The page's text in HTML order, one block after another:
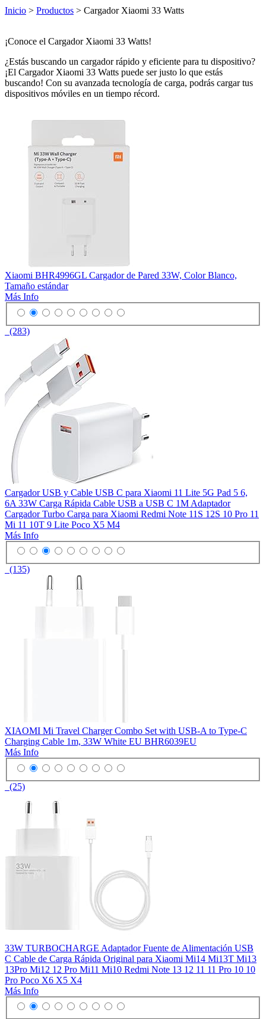
Inicio > Productos > Cargador Xiaomi 33 Watts
¡Conoce el Cargador Xiaomi 33 Watts!
¿Estás buscando un cargador rápido y eficiente para tu dispositivo?
¡El Cargador Xiaomi 33 Watts puede ser justo lo que estás
buscando! Con su avanzada tecnología de carga, podrás cargar tus
dispositivos móviles en un tiempo récord.
Xiaomi BHR4996GL Cargador de Pared 33W, Color Blanco,
Tamaño estándar
Más Info
(283)
Cargador USB y Cable USB C para Xiaomi 11 Lite 5G Pad 5 6,
6A 33W Carga Rápida Cable USB a USB C 1M Adaptador
Cargador Turbo Carga para Xiaomi Redmi Note 11S 12S 10 Pro 11
Mi 11 10T 9 Lite Poco X5 M4
Más Info
(135)
XIAOMI Mi Travel Charger Combo Set with USB-A to Type-C
Charging Cable 1m, 33W White EU BHR6039EU
Más Info
(25)
33W TURBOCHARGE Adaptador Fuente de Alimentación USB
C Cable de Carga Rápida Original para Xiaomi Mi14 Mi13T Mi13
13Pro Mi12 12 Pro Mi11 Mi10 Redmi Note 13 12 11 11 Pro 10 10
Pro Poco X6 X5 X4
Más Info